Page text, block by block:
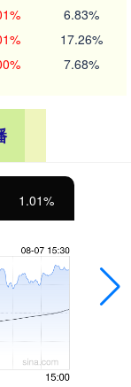
6.83%
17.26%
7.68%
1.01%